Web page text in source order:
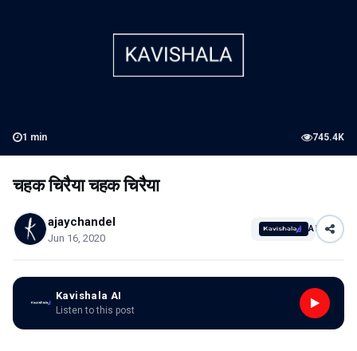
1 min 745.4K
चहक चिरैया चहक चिरैया
ajaychandel
Jun 16, 2020
AI
Kavishala AI
Listen to this post